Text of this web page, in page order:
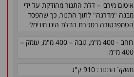
איטום מירבי – דלת התנור מהודקת על ידי
מבנה "מדרגה" לתוך התנור, כך שהפסד
הטמפרטורה בסגירת הדלת הינו מינימלי
רוחב - 400 מ"מ, גובה – 400 מ"מ
, עומק –
400 מ"מ
משקל התנור: 910 ק"ג